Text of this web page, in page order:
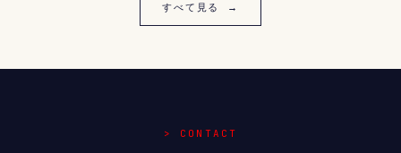
すべて見る →
> CONTACT